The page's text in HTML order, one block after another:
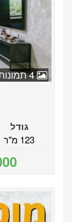
4 תמונות
גודל
123 מ"ר